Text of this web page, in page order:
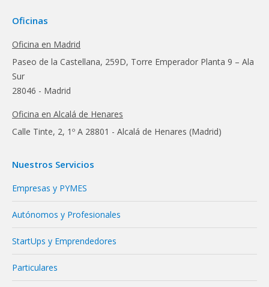
Oficinas
Oficina en Madrid
Paseo de la Castellana, 259D, Torre Emperador Planta 9 – Ala
Sur
28046 - Madrid
Oficina en Alcalá de Henares
Calle Tinte, 2, 1º A 28801 - Alcalá de Henares (Madrid)
Nuestros Servicios
Empresas y PYMES
Autónomos y Profesionales
StartUps y Emprendedores
Particulares